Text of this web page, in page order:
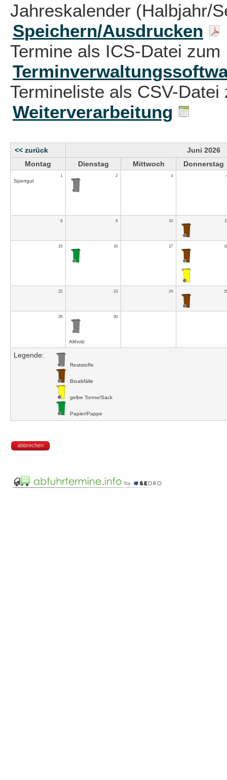
Jahreskalender (Halbjahr/
Speichern/Ausdrucken
Termine als ICS-Datei zum
Termineliste als CSV-
Weiterverarbeitung
<< zurück
Juni 2026
Montag
Dienstag Mittwoch Donnerstag
1
Sperrgut
2 3
8 9 10
15 16 17
22 23 24
29 30
Altholz
Legende:
Reststoffe
Bioabfälle
gelbe Tonne/Sack
Papier/Pappe
abbrechen